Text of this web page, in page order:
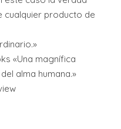
cualquier producto de
«Una magnífica
alma humana.»